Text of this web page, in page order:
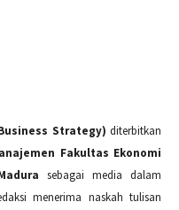
Strategy) diterbitkan
Fakultas Ekonomi
sebagai media dalam
menerima naskah tulisan